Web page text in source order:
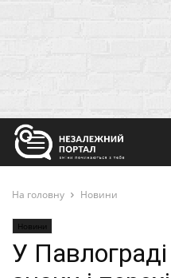
На головну Новини
Новини
У Павлограді